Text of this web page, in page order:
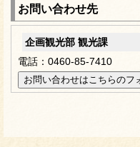
お問い合わせ先
企画観光部 観光課
電話：0460-85-7410